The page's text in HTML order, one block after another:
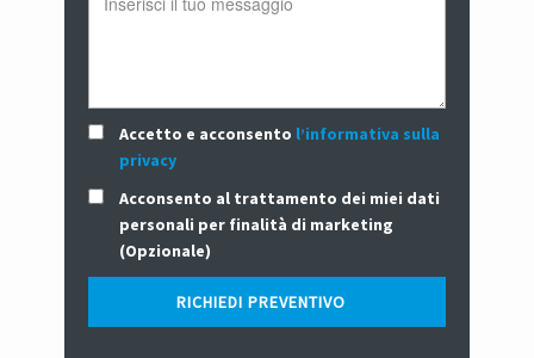
Accetto e acconsento l’informativa sulla
privacy
Acconsento al trattamento dei miei dati
personali per finalità di marketing
(Opzionale)
RICHIEDI PREVENTIVO